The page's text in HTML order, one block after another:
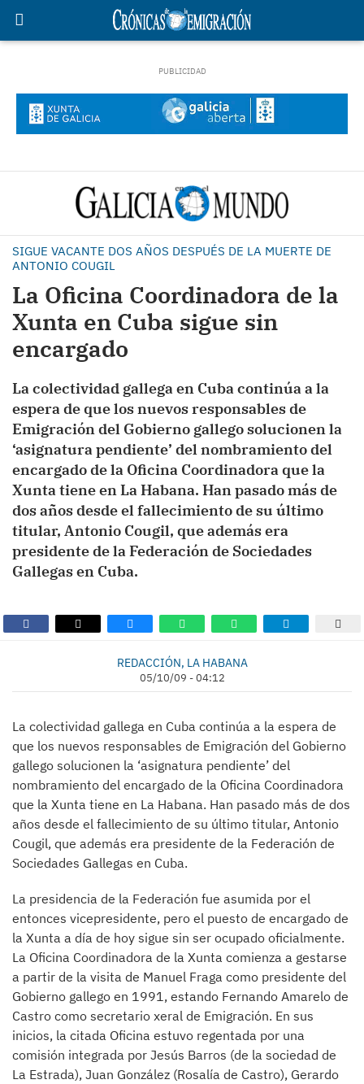
SIGUE VACANTE DOS AÑOS DESPUÉS DE LA MUERTE DE
ANTONIO COUGIL
La Oficina Coordinadora de la
Xunta en Cuba sigue sin
encargado
La colectividad gallega en Cuba continúa a la
espera de que los nuevos responsables de
Emigración del Gobierno gallego solucionen la
‘asignatura pendiente’ del nombramiento del
encargado de la Oficina Coordinadora que la
Xunta tiene en La Habana. Han pasado más de
dos años desde el fallecimiento de su último
titular, Antonio Cougil, que además era
presidente de la Federación de Sociedades
Gallegas en Cuba.
REDACCIÓN, LA HABANA
05/10/09 - 04:12
La colectividad gallega en Cuba continúa a la espera de
que los nuevos responsables de Emigración del Gobierno
gallego solucionen la ‘asignatura pendiente’ del
nombramiento del encargado de la Oficina Coordinadora
que la Xunta tiene en La Habana. Han pasado más de dos
años desde el fallecimiento de su último titular, Antonio
Cougil, que además era presidente de la Federación de
Sociedades Gallegas en Cuba.
La presidencia de la Federación fue asumida por el
entonces vicepresidente, pero el puesto de encargado de
la Xunta a día de hoy sigue sin ser ocupado oficialmente.
La Oficina Coordinadora de la Xunta comienza a gestarse
a partir de la visita de Manuel Fraga como presidente del
Gobierno gallego en 1991, estando Fernando Amarelo de
Castro como secretario xeral de Emigración. En sus
inicios, la citada Oficina estuvo regentada por una
comisión integrada por Jesús Barros (de la sociedad de
La Estrada), Juan González (Rosalía de Castro), Gerardo